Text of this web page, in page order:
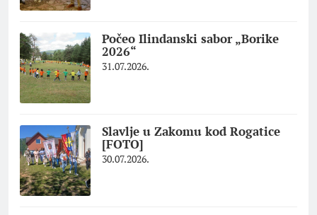
Počeo Ilindanski sabor „Borike
2026“
31.07.2026.
Slavlje u Zakomu kod Rogatice
[FOTO]
30.07.2026.